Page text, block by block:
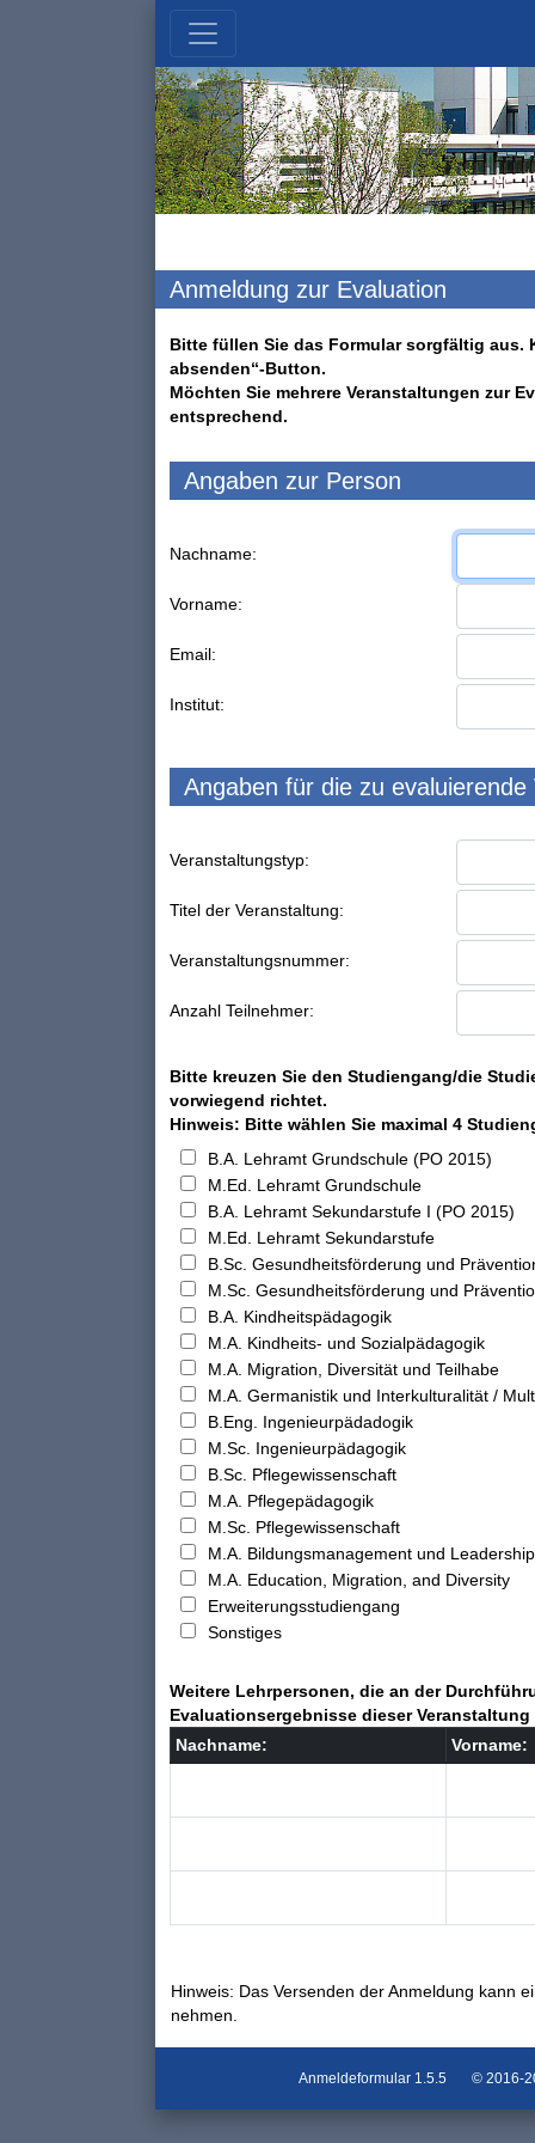
Anmeldung zur Evaluation
Bitte füllen Sie das Formular sorgfältig aus.
absenden“-Button.
Möchten Sie mehrere Veranstaltungen zur
entsprechend.
Angaben zur Person
Nachname:
Vorname:
Email:
Institut:
Angaben für die zu evaluierende
Veranstaltungstyp:
Titel der Veranstaltung:
Veranstaltungsnummer:
Anzahl Teilnehmer:
Bitte kreuzen Sie den Studiengang/die
vorwiegend richtet.
Hinweis: Bitte wählen Sie maximal 4
B.A. Lehramt Grundschule (PO 2015)
M.Ed. Lehramt Grundschule
B.A. Lehramt Sekundarstufe I (PO 2015)
M.Ed. Lehramt Sekundarstufe
B.Sc. Gesundheitsförderung und
M.Sc. Gesundheitsförderung und
B.A. Kindheitspädagogik
M.A. Kindheits- und Sozialpädagogik
M.A. Migration, Diversität und Teilhabe
M.A. Germanistik und Interkulturalität /
B.Eng. Ingenieurpädadogik
M.Sc. Ingenieurpädagogik
B.Sc. Pflegewissenschaft
M.A. Pflegepädagogik
M.Sc. Pflegewissenschaft
M.A. Bildungsmanagement und
M.A. Education, Migration, and Diversity
Erweiterungsstudiengang
Sonstiges
Weitere Lehrpersonen, die an der
Evaluationsergebnisse dieser
Nachname:
Vorname:
Hinweis: Das Versenden der Anmeldung kann
nehmen.
Anmeldeformular 1.5.5 © 2016-